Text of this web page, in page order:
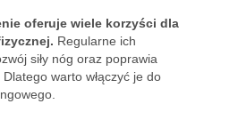
oferuje wiele korzyści dla
Regularne ich
siły nóg oraz poprawia
warto włączyć je do